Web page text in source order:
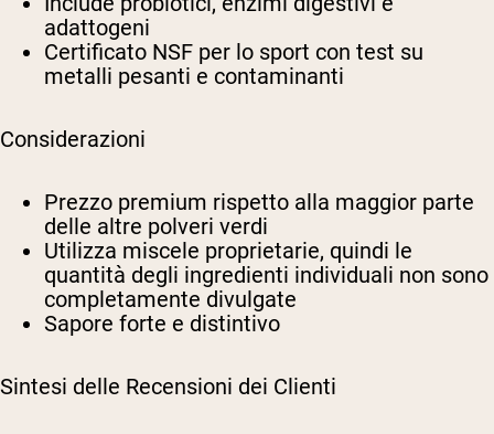
adattogeni
Certificato NSF per lo sport con test su
metalli pesanti e contaminanti
Considerazioni
Prezzo premium rispetto alla maggior parte
delle altre polveri verdi
Utilizza miscele proprietarie, quindi le
quantità degli ingredienti individuali non sono
completamente divulgate
Sapore forte e distintivo
Sintesi delle Recensioni dei Clienti